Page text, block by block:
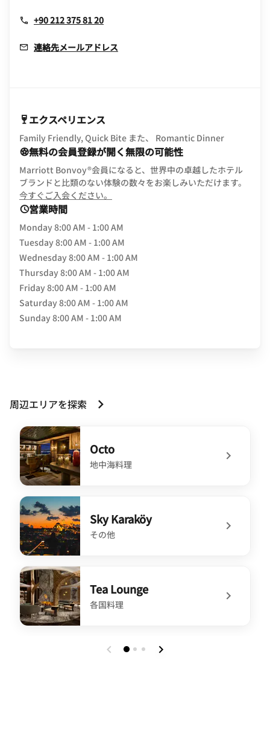
+90 212 375 81 20
連絡先メールアドレス
エクスペリエンス
Family Friendly, Quick Bite また、 Romantic Dinner
無料の会員登録が開く無限の可能性
Marriott Bonvoy®会員になると、世界中の卓越したホテル
ブランドと比類のない体験の数々をお楽しみいただけます。
今すぐご入会ください。
営業時間
Monday8:00 AM - 1:00 AM
Tuesday8:00 AM - 1:00 AM
Wednesday8:00 AM - 1:00 AM
Thursday8:00 AM - 1:00 AM
Friday8:00 AM - 1:00 AM
Saturday8:00 AM - 1:00 AM
Sunday8:00 AM - 1:00 AM
周辺エリアを探索
Octo
地中海料理
undefined Octo
Sky Karaköy
その他
undefined Sky Karaköy
Tea Lounge
各国料理
undefined Tea Lounge